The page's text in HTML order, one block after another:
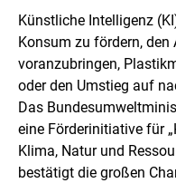
Künstliche Intelligenz
Konsum zu fördern, den
voranzubringen,
oder den Umstieg auf
Das
eine Förderinitiative für
Klima, Natur und
bestätigt die großen